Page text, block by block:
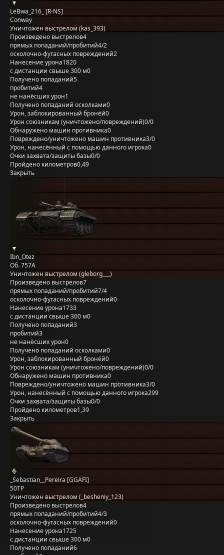
LeBwa_216_ [R-NS]
Conway
Уничтожен выстрелом (kas_393)
Произведено выстрелов4
прямых попаданий/пробитий4/2
осколочно-фугасных повреждений2
Нанесение урона1820
с дистанции свыше 300 м0
Получено попаданий5
пробитий4
не нанёсших урон1
Получено попаданий осколками0
Урон, заблокированный бронёй0
Урон союзникам (уничтожено/повреждений)0/0
Обнаружено машин противника0
Повреждено/уничтожено машин противника3/0
Урон, нанесённый с помощью данного игрока0
Очки захвата/защиты базы0/0
Пройдено километров0,49
Закрыть
Ibn_Otez
Об. 757А
Уничтожен выстрелом (gleborg___)
Произведено выстрелов7
прямых попаданий/пробитий7/4
осколочно-фугасных повреждений0
Нанесение урона1733
с дистанции свыше 300 м0
Получено попаданий3
пробитий3
не нанёсших урон0
Получено попаданий осколками0
Урон, заблокированный бронёй0
Урон союзникам (уничтожено/повреждений)0/0
Обнаружено машин противника0
Повреждено/уничтожено машин противника3/0
Урон, нанесённый с помощью данного игрока299
Очки захвата/защиты базы0/0
Пройдено километров1,39
Закрыть
_Sebastian__Pereira [GGAFI]
50TP
Уничтожен выстрелом (_besheniy_123)
Произведено выстрелов4
прямых попаданий/пробитий4/3
осколочно-фугасных повреждений0
Нанесение урона1725
с дистанции свыше 300 м0
Получено попаданий6